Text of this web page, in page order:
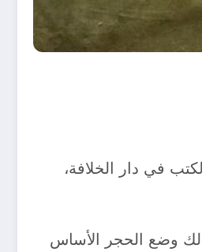
– 158) هجرية، عندما إهتم بتجميع الكتب في دار الخلافة،
آخر، وبذلك وضع الحجر الأساس